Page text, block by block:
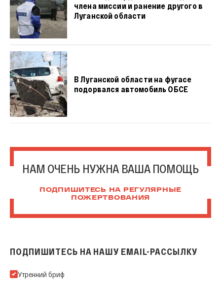
члена миссии и ранение другого в
Луганской области
В Луганской области на фугасе
подорвался автомобиль ОБСЕ
НАМ ОЧЕНЬ НУЖНА ВАША ПОМОЩЬ
ПОДПИШИТЕСЬ НА РЕГУЛЯРНЫЕ
ПОЖЕРТВОВАНИЯ
ПОДПИШИТЕСЬ НА НАШУ EMAIL-РАССЫЛКУ
Подпишитесь на нашу Email-рассылку
Утренний бриф